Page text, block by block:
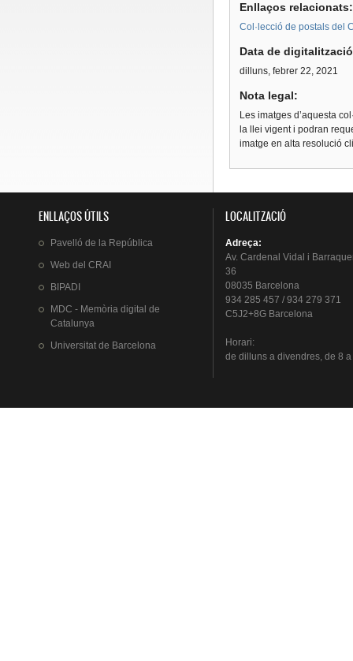
Enllaços
Col·lecció de postals del
Data de
dilluns, febrer 22, 2021
Nota legal:
Les imatges d’aquesta
la llei vigent i podran
imatge en alta resolució
ENLLAÇOS ÚTILS
Pavelló de la República
Web del CRAI
BIPADI
MDC - Memòria digital de
Catalunya
Universitat de Barcelona
LOCALITZACIÓ
Adreça:
Av. Cardenal Vidal i
36
08035 Barcelona
934 285 457 / 934 279 371
C5J2+8G Barcelona
Horari:
de dillunsa divendres, de 8